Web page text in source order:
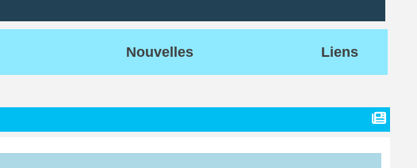
Nouvelles Liens